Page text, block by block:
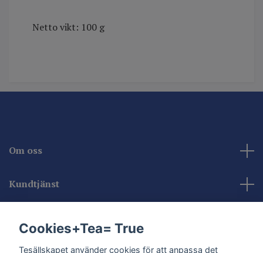
Netto vikt: 100 g
Om oss
Kundtjänst
Cookies+Tea= True
Tesällskapet använder cookies för att anpassa det